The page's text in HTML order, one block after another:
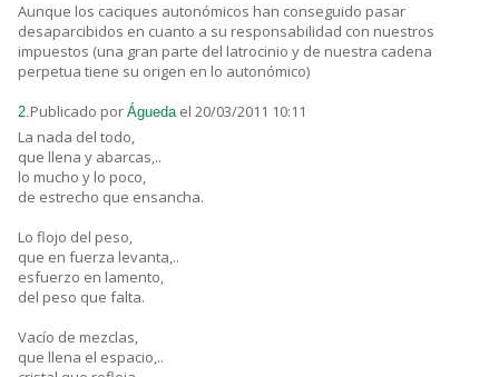
Aunque los caciques autonómicos han conseguido pasar
desaparcibidos en cuanto a su responsabilidad con nuestros
impuestos (una gran parte del latrocinio y de nuestra cadena
perpetua tiene su origen en lo autonómico)
2.Publicado por Águeda el 20/03/2011 10:11
La nada del todo,
que llena y abarcas,..
lo mucho y lo poco,
de estrecho que ensancha.
Lo flojo del peso,
que en fuerza levanta,..
esfuerzo en lamento,
del peso que falta.
Vacío de mezclas,
que llena el espacio,..